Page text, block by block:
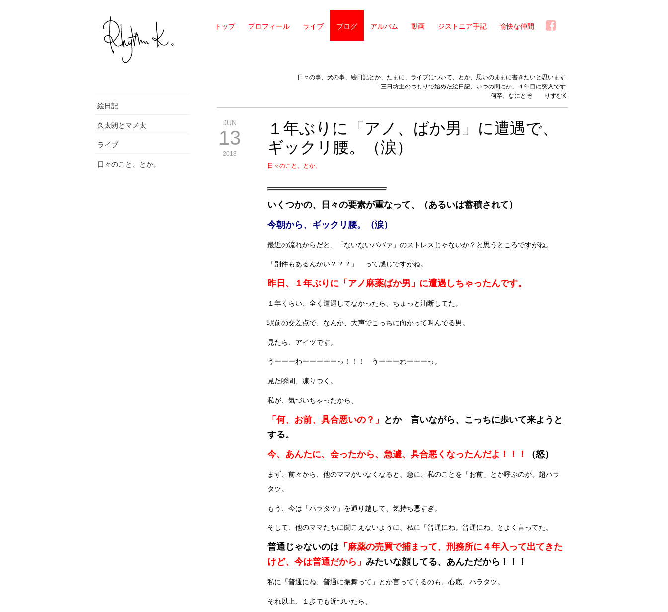
トップ プロフィール ライブ ブログ アルバム 動画 ジストニア手記 愉快な仲間
絵日記
久太朗とマメ太
ライブ
日々のこと、とか。
日々の事、犬の事、絵日記とか、たまに、ライブについて、とか、思いのままに書きたいと思います
三日坊主のつもりで始めた絵日記、いつの間にか、４年目に突入です
何卒、なにとぞ りずむK
JUN
13
2018
１年ぶりに「アノ、ばか男」に遭遇で、
ギックリ腰。（涙）
日々のこと、とか。
いくつかの、日々の要素が重なって、（あるいは蓄積されて）
今朝から、ギックリ腰。（涙）
最近の流れからだと、「ないないババァ」のストレスじゃないか？と思うところですがね。
「別件もあるんかい？？？」 って感じですがね。
昨日、１年ぶりに「アノ麻薬ばか男」に遭遇しちゃったんです。
１年くらい、全く遭遇してなかったら、ちょっと油断してた。
駅前の交差点で、なんか、大声でこっちに向かって叫んでる男。
見たら、アイツです。
うーーーわーーーーーっ！！！ うーーーわーーーっ。
見た瞬間、凍りつく。
私が、気づいちゃったから、
「何、お前、具合悪いの？」
とか 言いながら、こっちに歩いて来ようと
する。
今、あんたに、会ったから、急遽、具合悪くなったんだよ！！！
（怒）
まず、前々から、他のママがいなくなると、急に、私のことを「お前」とか呼ぶのが、超ハラ
タツ。
もう、今は「ハラタツ」を通り越して、気持ち悪すぎ。
そして、他のママたちに聞こえないように、私に「普通にね。普通にね」とよく言ってた。
普通じゃないのは 「麻薬の売買で捕まって、刑務所に４年入って出てきた
けど、今は普通だから」 みたいな顔してる、あんただから！！！
私に「普通にね、普通に振舞って」とか言ってくるのも、心底、ハラタツ。
それ以上、１歩でも近づいたら、